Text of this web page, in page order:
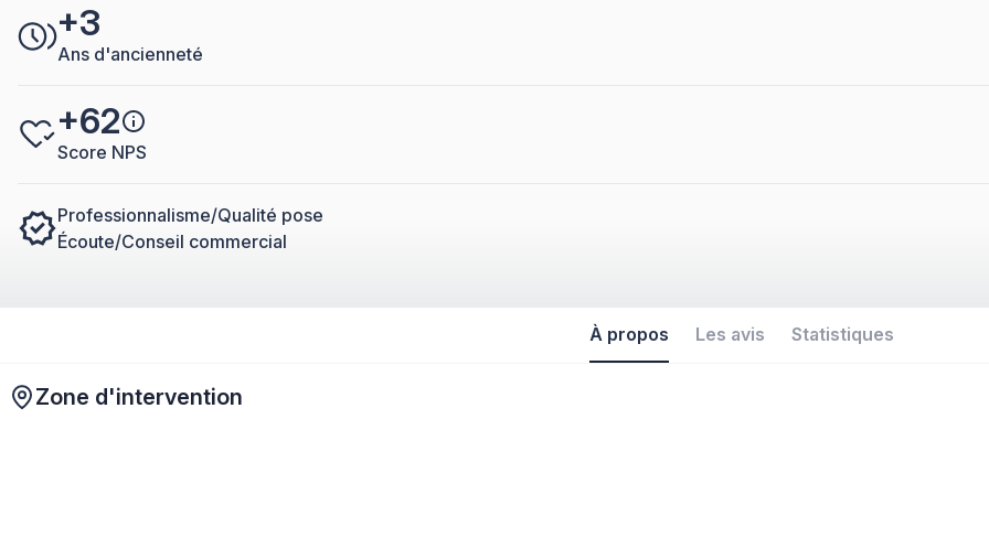
+3
Ans d'ancienneté
+62
Score NPS
Professionnalisme/Qualité pose
Écoute/Conseil commercial
À propos Les avis Statistiques
Zone d'intervention